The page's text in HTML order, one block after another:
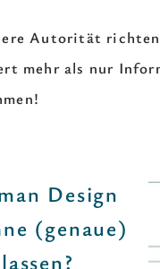
Autorität
mehr als nur
Design
(genaue)